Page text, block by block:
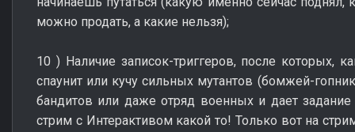
можно продать, а какие нельзя);
10 ) Наличие записок-триггеров, после которых,
спаунит или кучу сильных мутантов (бомжей-
бандитов или даже отряд военных и дает
стрим с Интерактивом какой то! Только вот на